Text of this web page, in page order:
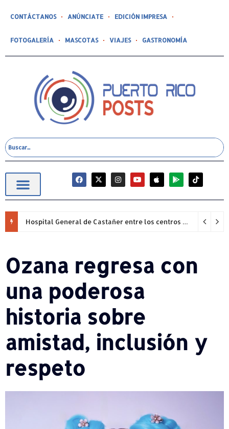
CONTÁCTANOS ANÚNCIATE EDICIÓN IMPRESA
FOTOGALERÍA MASCOTAS VIAJES GASTRONOMÍA
Hospital General de Castañer entre los centros de salud comunitarios con mejor desempeño clínico de Estados Unidos
Ozana regresa con
una poderosa
historia sobre
amistad, inclusión y
respeto